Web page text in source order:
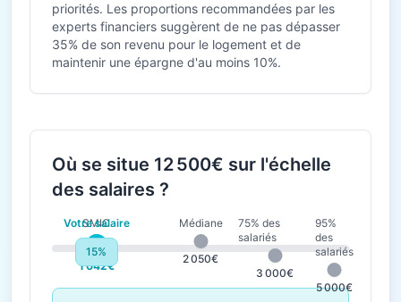
priorités. Les proportions recommandées par les
experts financiers suggèrent de ne pas dépasser
35% de son revenu pour le logement et de
maintenir une épargne d'au moins 10%.
Où se situe 12 500€ sur l'échelle
des salaires ?
SMIC
1 823€
Médiane
2 050€
75% des
salariés
3 000€
95%
des
salariés
5 000€
Votre salaire
1 042€
15%